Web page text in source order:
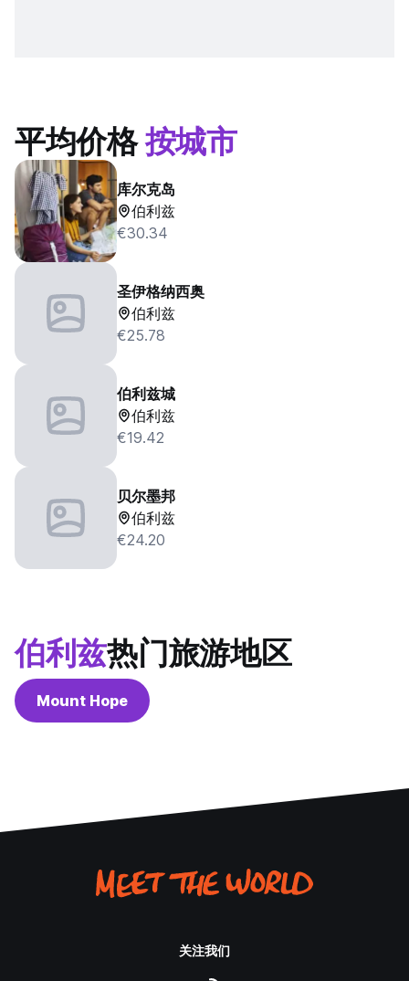
平均价格按城市
库尔克岛
伯利兹
€30.34
圣伊格纳西奥
伯利兹
€25.78
伯利兹城
伯利兹
€19.42
贝尔墨邦
伯利兹
€24.20
伯利兹热门旅游地区
Mount Hope
关注我们